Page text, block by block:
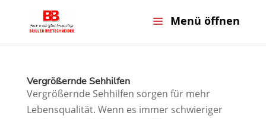
Vergrößernde Sehhilfen
Vergrößernde Sehhilfen sorgen für mehr
Lebensqualität. Wenn es immer schwieriger